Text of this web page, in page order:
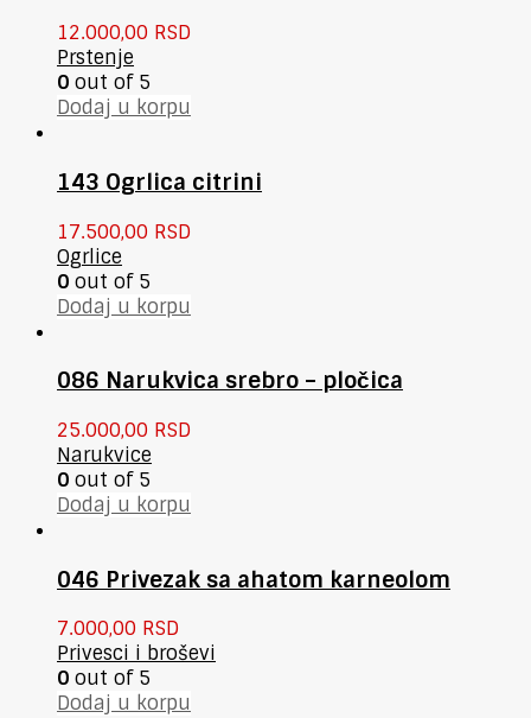
12.000,00 RSD
Prstenje
0 out of 5
Dodaj u korpu
143 Ogrlica citrini
17.500,00 RSD
Ogrlice
0 out of 5
Dodaj u korpu
086 Narukvica srebro – pločica
25.000,00 RSD
Narukvice
0 out of 5
Dodaj u korpu
046 Privezak sa ahatom karneolom
7.000,00 RSD
Privesci i broševi
0 out of 5
Dodaj u korpu